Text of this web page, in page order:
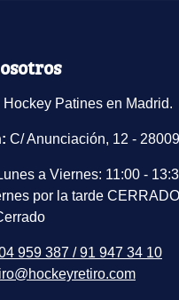
Patines en Madrid.
C/ Anunciación, 12 -
a Viernes: 11:00 -
por la tarde
959 387 / 91 947 34 10